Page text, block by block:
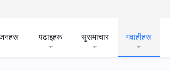
पढाइहरू सुसमाचार गवाहीहरू